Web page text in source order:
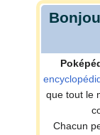
que tout le
Chacun